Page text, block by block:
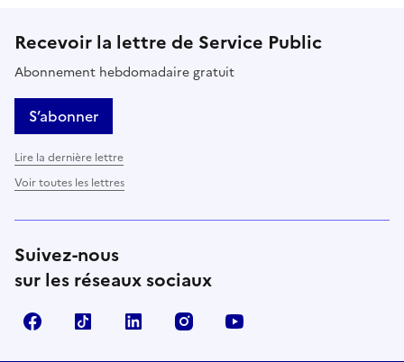
Recevoir la lettre de Service Public
Abonnement hebdomadaire gratuit
S’abonner
Lire la dernière lettre
Voir toutes les lettres
Suivez-nous
sur les réseaux sociaux
FacebookTikTok LinkedIn Instagram